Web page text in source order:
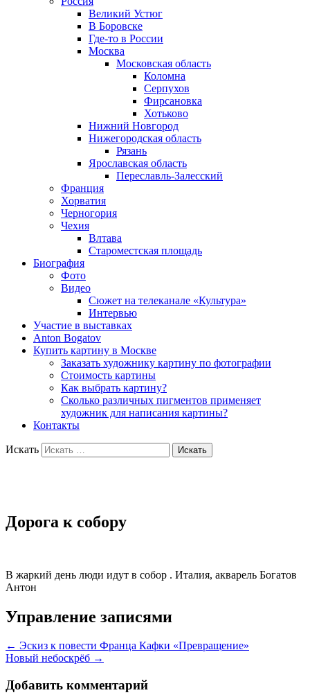
Великий Устюг
В Боровске
Где-то в России
Москва
Московская область
Коломна
Серпухов
Фирсановка
Хотьково
Нижний Новгород
Нижегородская область
Рязань
Ярославская область
Переславль-Залесский
Франция
Хорватия
Черногория
Чехия
Влтава
Староместская площадь
Биография
Фото
Видео
Сюжет на телеканале «Культура»
Интервью
Участие в выставках
Anton Bogatov
Купить картину в Москве
Заказать художнику картину по фотографии
Стоимость картины
Как выбрать картину?
Сколько различных пигментов применяет
художник для написания картины?
Контакты
Искать
Дорога к собору
В жаркий день люди идут в собор . Италия, акварель Богатов
Антон
Управление записями
← Эскиз к повести Франца Кафки «Превращение»
Новый небоскрёб →
Добавить комментарий